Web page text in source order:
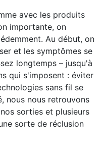
avec les produits
importante, on
Au début, on
et les symptômes se
longtemps – jusqu'à
qui s'imposent : éviter
sans fil se
nous nous retrouvons
sorties et plusieurs
sorte de réclusion